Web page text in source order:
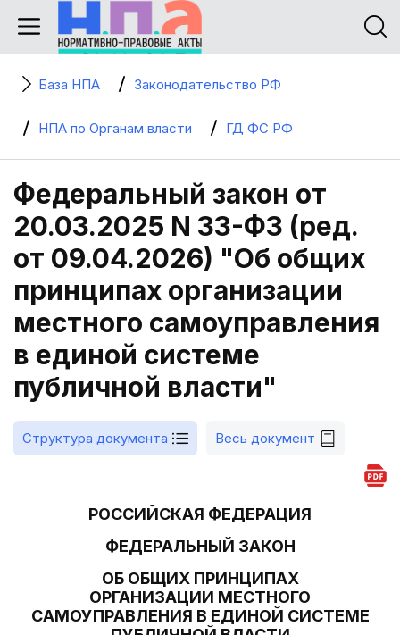
База НПА Законодательство РФ
НПА по Органам власти ГД ФС РФ
Федеральный закон от
20.03.2025 N 33-ФЗ (ред.
от 09.04.2026) "Об общих
принципах организации
местного самоуправления
в единой системе
публичной власти"
Структура документа Весь документ
РОССИЙСКАЯ ФЕДЕРАЦИЯ
ФЕДЕРАЛЬНЫЙ ЗАКОН
ОБ ОБЩИХ ПРИНЦИПАХ
ОРГАНИЗАЦИИ МЕСТНОГО
САМОУПРАВЛЕНИЯ В ЕДИНОЙ СИСТЕМЕ